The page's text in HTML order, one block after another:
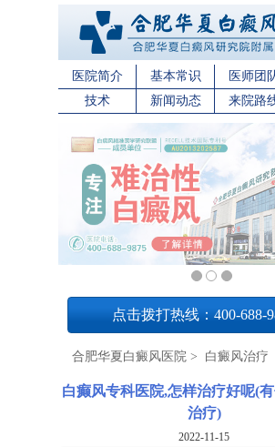
医院简介 基本常识
医师团
技术
新闻动态 来院路
点击拨打热线：400-688-
合肥华夏白癜风医院 > 白癜风治疗
白癫风专科医院,怎样治疗好呢(
治疗)
2022-11-15